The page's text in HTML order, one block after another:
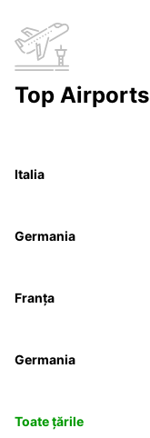
Top Airports
Italia
Germania
Franța
Germania
Toate țările